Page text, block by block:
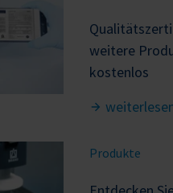
weitere
kostenlos
Produkte